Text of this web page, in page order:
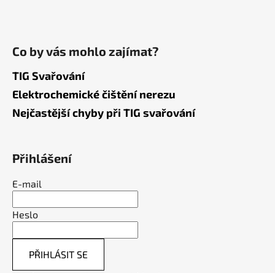
Co by vás mohlo zajímat?
TIG Svařování
Elektrochemické čištění nerezu
Nejčastější chyby při TIG svařování
Přihlášení
E-mail
Heslo
PŘIHLÁSIT SE